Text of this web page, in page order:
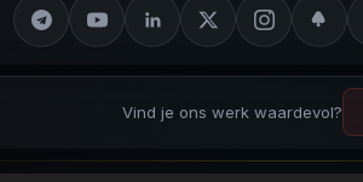
Vind je ons werk waardevol?